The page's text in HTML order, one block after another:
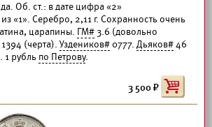
Об. ст.: в дате цифра «2»
«1». Серебро, 2,11 г. Сохранность очень
царапины. ГМ#3.6 (довольно
1394 (черта). Уздеников# 0777. Дьяков#46
1 рубль по Петрову.
3 500